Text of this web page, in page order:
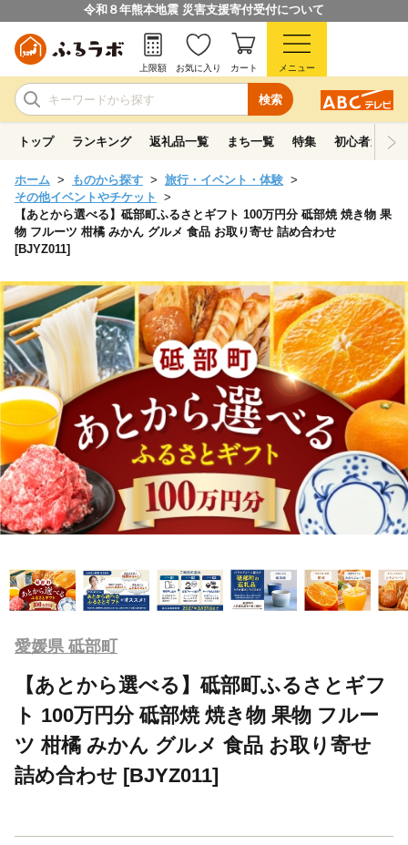
令和８年熊本地震 災害支援寄付受付について
検索
上限額 お気に入り カート メニュー
トップ ランキング 返礼品一覧 まち一覧 特集 初心者ガイド
ホーム ものから探す
旅行・イベント・体験
その他イベントやチケット
【あとから選べる】砥部町ふるさとギフト 100万円分 砥部焼 焼き物 果
物 フルーツ 柑橘 みかん グルメ 食品 お取り寄せ 詰め合わせ
[BJYZ011]
愛媛県 砥部町
【あとから選べる】砥部町ふるさとギフ
ト 100万円分 砥部焼 焼き物 果物 フルー
ツ 柑橘 みかん グルメ 食品 お取り寄せ
詰め合わせ [BJYZ011]